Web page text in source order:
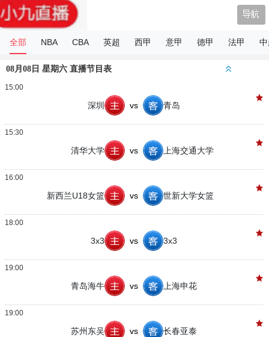
全部 NBA CBA 英超 西甲 意甲 德甲 法甲
08月08日 星期六 直播节目表
15:00
深圳 vs 青岛
15:30
清华大学 vs 上海交通大学
16:00
新西兰U18女篮 vs 世新大学女篮
18:00
3x3 vs 3x3
19:00
青岛海牛 vs 上海申花
19:00
苏州东吴 vs 长春亚泰